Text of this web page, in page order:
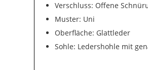
Verschluss: Offene
Muster: Uni
Oberfläche: Glattleder
Sohle: Ledershohle mit